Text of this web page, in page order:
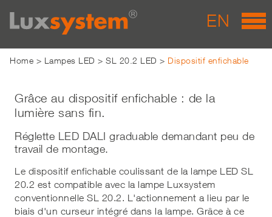
EN
Home > Lampes LED > SL 20.2 LED > Dispositif enfichable
Grâce au dispositif enfichable : de la
lumière sans fin.
Réglette LED DALI graduable demandant peu de
travail de montage.
Le dispositif enfichable coulissant de la lampe LED SL
20.2 est compatible avec la lampe Luxsystem
conventionnelle SL 20.2. L'actionnement a lieu par le
biais d'un curseur intégré dans la lampe. Grâce à ce